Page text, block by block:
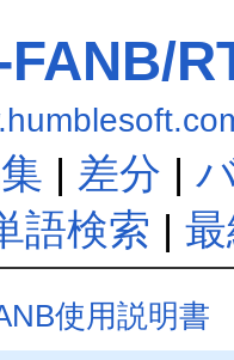
FANB/
| 差分 |
語検索 |
使用説明書